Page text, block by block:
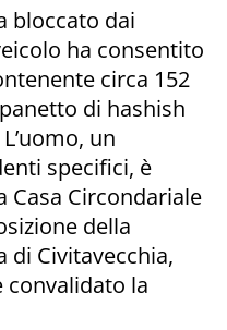
bloccato dai
ha consentito
circa 152
di hashish
un
specifici, è
Casa Circondariale
della
di Civitavecchia,
convalidato la